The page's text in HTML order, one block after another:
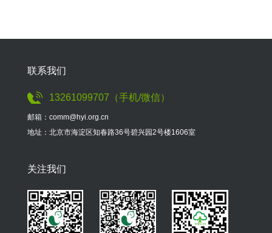
联系我们
13261099707（手机/微信）
邮箱：comm@hyi.org.cn
地址：北京市海淀区知春路36号碧兴园2号楼1606室
关注我们